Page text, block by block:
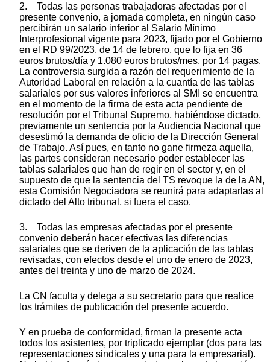
2. Todas las personas trabajadoras afectadas por el
presente convenio, a jornada completa, en ningún caso
percibirán un salario inferior al Salario Mínimo
Interprofesional vigente para 2023, fijado por el Gobierno
en el RD 99/2023, de 14 de febrero, que lo fija en 36
euros brutos/día y 1.080 euros brutos/mes, por 14 pagas.
La controversia surgida a razón del requerimiento de la
Autoridad Laboral en relación a la cuantía de las tablas
salariales por sus valores inferiores al SMI se encuentra
en el momento de la firma de esta acta pendiente de
resolución por el Tribunal Supremo, habiéndose dictado,
previamente un sentencia por la Audiencia Nacional que
desestimó la demanda de oficio de la Dirección General
de Trabajo. Así pues, en tanto no gane firmeza aquella,
las partes consideran necesario poder establecer las
tablas salariales que han de regir en el sector y, en el
supuesto de que la sentencia del TS revoque la de la AN,
esta Comisión Negociadora se reunirá para adaptarlas al
dictado del Alto tribunal, si fuera el caso.
3. Todas las empresas afectadas por el presente
convenio deberán hacer efectivas las diferencias
salariales que se deriven de la aplicación de las tablas
revisadas, con efectos desde el uno de enero de 2023,
antes del treinta y uno de marzo de 2024.
La CN faculta y delega a su secretario para que realice
los trámites de publicación del presente acuerdo.
Y en prueba de conformidad, firman la presente acta
todos los asistentes, por triplicado ejemplar (dos para las
representaciones sindicales y una para la empresarial).